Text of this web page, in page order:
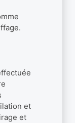
et
et